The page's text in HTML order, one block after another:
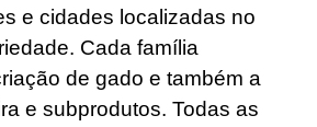
e cidades localizadas no
Cada família
de gado e também a
e subprodutos. Todas as